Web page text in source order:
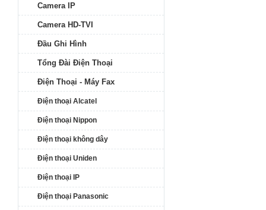
Camera IP
Camera HD-TVI
Đầu Ghi Hình
Tổng Đài Điện Thoại
Điện Thoại - Máy Fax
Điện thoại Alcatel
Điện thoại Nippon
Điện thoại không dây
Điện thoại Uniden
Điện thoại IP
Điện thoại Panasonic